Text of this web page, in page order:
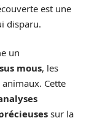
est une
disparu.
un
mous, les
animaux. Cette
sur la